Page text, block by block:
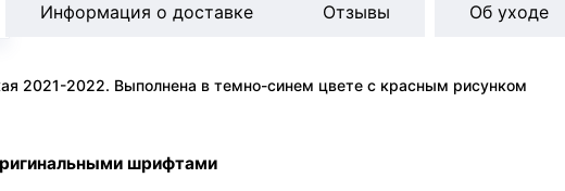
2021-2022. Выполнена в темно-синем цвете с красным рисунком
шрифтами
Информация о доставке Отзывы Об уходе